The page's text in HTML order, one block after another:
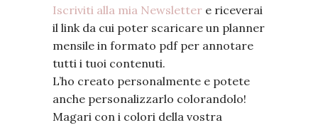
Iscriviti alla mia Newsletter e riceverai
il link da cui poter scaricare un planner
mensile in formato pdf per annotare
tutti i tuoi contenuti.
L’ho creato personalmente e potete
anche personalizzarlo colorandolo!
Magari con i colori della vostra